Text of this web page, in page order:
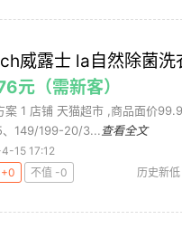
威露士 la自然除菌
元（需新客）
案 1 店铺 天猫超市 ,商品面价
、149/199-20/3... 查看全文
15 17:12
不值 -0 历史新低